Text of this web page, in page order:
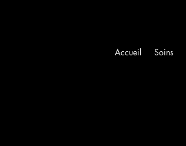
Accueil Soins